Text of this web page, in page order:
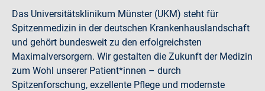
Das Universitätsklinikum Münster (UKM) steht für
Spitzenmedizin in der deutschen Krankenhauslandschaft
und gehört bundesweit zu den erfolgreichsten
Maximalversorgern. Wir gestalten die Zukunft der Medizin
zum Wohl unserer Patient*innen – durch
Spitzenforschung, exzellente Pflege und modernste